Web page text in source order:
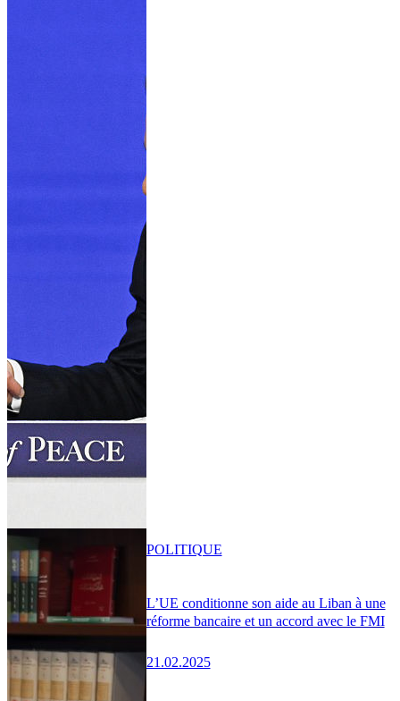
L’UE conditionne son aide au Liban à une
réforme bancaire et un accord avec le FMI
21.02.2025
POLITIQUE